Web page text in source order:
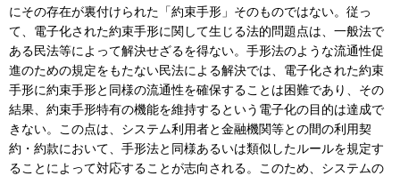
にその存在が裏付けられた「約束手形」そのものではない。従っ
て、電子化された約束手形に関して生じる法的問題点は、一般法で
ある民法等によって解決せざるを得ない。手形法のような流通性促
進のための規定をもたない民法による解決では、電子化された約束
手形に約束手形と同様の流通性を確保することは困難であり、その
結果、約束手形特有の機能を維持するという電子化の目的は達成で
きない。この点は、システム利用者と金融機関等との間の利用契
約・約款において、手形法と同様あるいは類似したルールを規定す
ることによって対応することが志向される。このため、システムの